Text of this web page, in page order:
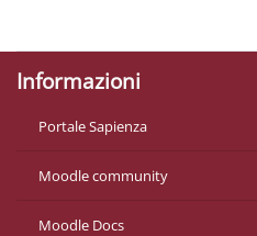
Informazioni
Portale Sapienza
Moodle community
Moodle Docs